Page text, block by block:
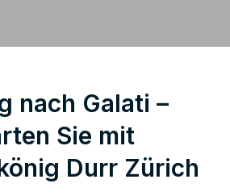
nach Galati –
Sie mit
Durr Zürich